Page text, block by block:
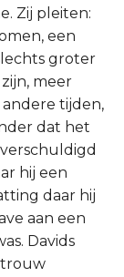
Zij pleiten:
een
groter
meer
tijden,
dat het
hij een
daar hij
aan een
Davids